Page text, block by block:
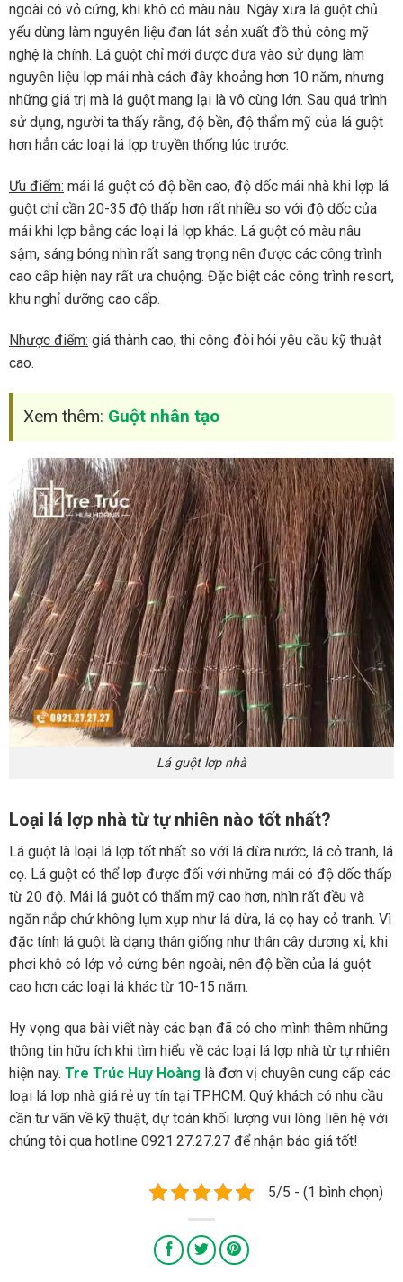
ngoài có vỏ cứng, khi khô có màu nâu. Ngày xưa lá guột chủ
yếu dùng làm nguyên liệu đan lát sản xuất đồ thủ công mỹ
nghệ là chính. Lá guột chỉ mới được đưa vào sử dụng làm
nguyên liệu lợp mái nhà cách đây khoảng hơn 10 năm, nhưng
những giá trị mà lá guột mang lại là vô cùng lớn. Sau quá trình
sử dụng, người ta thấy rằng, độ bền, độ thẩm mỹ của lá guột
hơn hẳn các loại lá lợp truyền thống lúc trước.
Ưu điểm: mái lá guột có độ bền cao, độ dốc mái nhà khi lợp lá
guột chỉ cần 20-35 độ thấp hơn rất nhiều so với độ dốc của
mái khi lợp bằng các loại lá lợp khác. Lá guột có màu nâu
sậm, sáng bóng nhìn rất sang trọng nên được các công trình
cao cấp hiện nay rất ưa chuộng. Đặc biệt các công trình resort,
khu nghỉ dưỡng cao cấp.
Nhược điểm: giá thành cao, thi công đòi hỏi yêu cầu kỹ thuật
cao.
Xem thêm: Guột nhân tạo
Lá guột lợp nhà
Loại lá lợp nhà từ tự nhiên nào tốt nhất?
Lá guột là loại lá lợp tốt nhất so với lá dừa nước, lá cỏ tranh, lá
cọ. Lá guột có thể lợp được đối với những mái có độ dốc thấp
từ 20 độ. Mái lá guột có thẩm mỹ cao hơn, nhìn rất đều và
ngăn nắp chứ không lụm xụp như lá dừa, lá cọ hay cỏ tranh. Vì
đặc tính lá guột là dạng thân giống như thân cây dương xỉ, khi
phơi khô có lớp vỏ cứng bên ngoài, nên độ bền của lá guột
cao hơn các loại lá khác từ 10-15 năm.
Hy vọng qua bài viết này các bạn đã có cho mình thêm những
thông tin hữu ích khi tìm hiểu về các loại lá lợp nhà từ tự nhiên
hiện nay. Tre Trúc Huy Hoàng là đơn vị chuyên cung cấp các
loại lá lợp nhà giá rẻ uy tín tại TPHCM. Quý khách có nhu cầu
cần tư vấn về kỹ thuật, dự toán khối lượng vui lòng liên hệ với
chúng tôi qua hotline 0921.27.27.27 để nhận báo giá tốt!
5/5 - (1 bình chọn)